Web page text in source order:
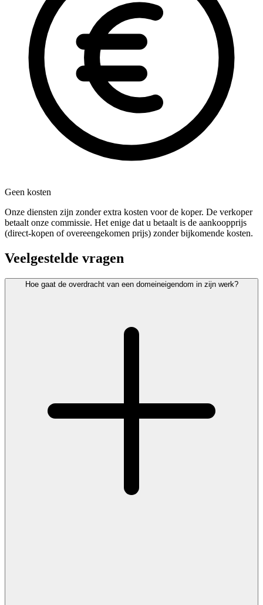
Geen kosten
Onze diensten zijn zonder extra kosten voor de koper. De verkoper
betaalt onze commissie. Het enige dat u betaalt is de aankoopprijs
(direct-kopen of overeengekomen prijs) zonder bijkomende kosten.
Veelgestelde vragen
Hoe gaat de overdracht van een domeineigendom in zijn werk?